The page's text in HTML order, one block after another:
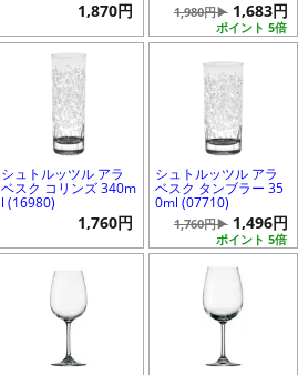
1,870円
ポイント 5倍
1,980円▶ 1,683円
シュトルッツル アラ
ベスク コリンズ 340m
l (16980)
1,760円
シュトルッツル アラ
ベスク タンブラー 35
0ml (07710)
ポイント 5倍
1,760円▶ 1,496円